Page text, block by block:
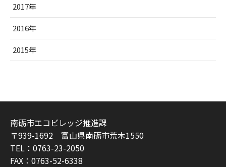
2017年
2016年
2015年
南砺市エコビレッジ推進課
〒939-1692 富山県南砺市荒木1550
TEL：0763-23-2050
FAX：0763-52-6338